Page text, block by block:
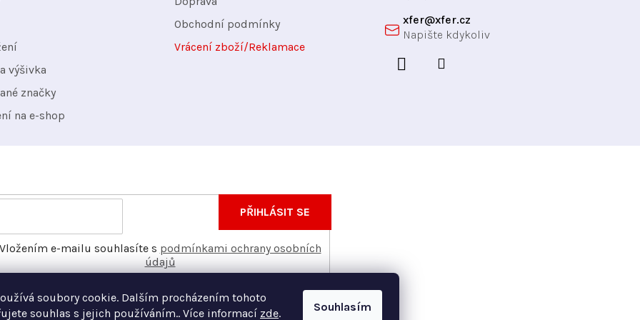
soubory cookie. Dalším procházením tohoto
souhlas s jejich používáním.. Více informací zde. Souhlasím
výšivka
značky
na e-shop
Obchodní podmínky
Vrácení zboží/Reklamace
xfer@xfer.cz
o nových produktech na našem e-shopu.
Vložením e-mailu souhlasíte s podmínkami ochrany osobních
údajů
PŘIHLÁSIT SE